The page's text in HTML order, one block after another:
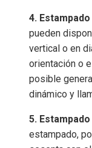
4.
pueden
vertical o en
orientación o
posible
dinámico y
5.
estampado,